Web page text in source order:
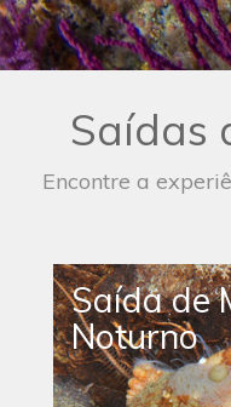
Saídas
Encontre a
Saída de
Noturno